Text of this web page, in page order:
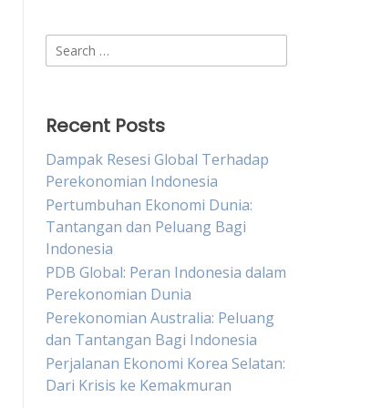
Search
for:
Recent Posts
Dampak Resesi Global Terhadap
Perekonomian Indonesia
Pertumbuhan Ekonomi Dunia:
Tantangan dan Peluang Bagi
Indonesia
PDB Global: Peran Indonesia dalam
Perekonomian Dunia
Perekonomian Australia: Peluang
dan Tantangan Bagi Indonesia
Perjalanan Ekonomi Korea Selatan:
Dari Krisis ke Kemakmuran